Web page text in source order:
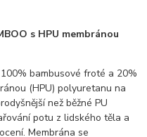
s HPU membránou
bambusové froté a 20%
(HPU) polyuretanu na
než běžné PU
potu z lidského těla a
Membrána se